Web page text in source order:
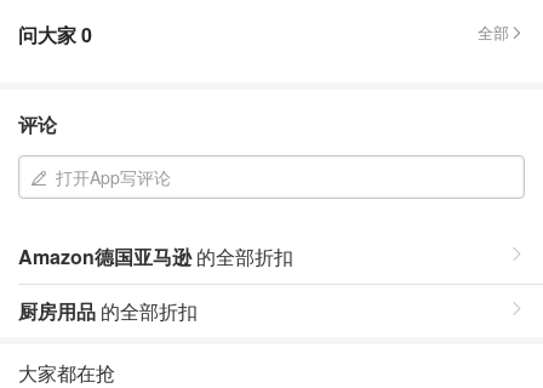
问大家0 全部
评论
打开App写评论
Amazon德国亚马逊的全部折扣
厨房用品 的全部折扣
大家都在抢